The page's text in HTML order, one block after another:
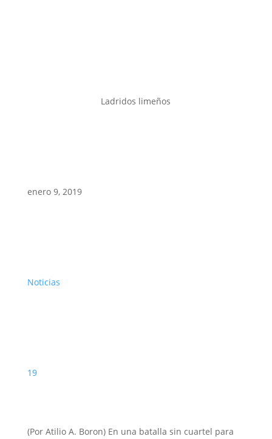
Ladridos limeños
enero 9, 2019
Noticias
19
(Por Atilio A. Boron) En una batalla sin cuartel para